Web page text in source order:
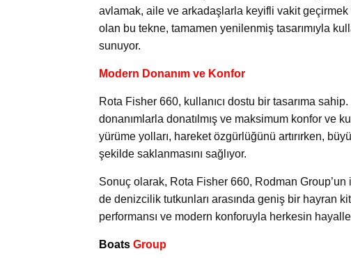
avlamak, aile ve arkadaşlarla keyifli vakit geçirmek
olan bu tekne, tamamen yenilenmiş tasarımıyla
sunuyor.
Modern Donanım ve Konfor
Rota Fisher 660, kullanıcı dostu bir tasarıma
donanımlarla donatılmış ve maksimum konfor ve
yürüme yolları, hareket özgürlüğünü artırırken,
şekilde saklanmasını sağlıyor.
Sonuç olarak, Rota Fisher 660, Rodman
de denizcilik tutkunları arasında geniş bir hayran
performansı ve modern konforuyla herkesin
Boats Group